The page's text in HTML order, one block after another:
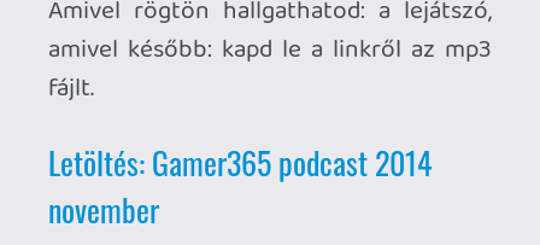
pepimama 2014.11.07 20:10:11 #07gv5
Kedves Rehynn! A podcastben
tabletjén? Előre is KÖSZ a választ!
Rehynn